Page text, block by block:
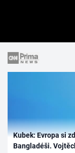
Kubek: Evropa si
Bangladéši.